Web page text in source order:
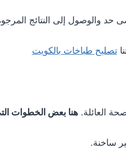
والوصول إلى النتائج
تصليح طباخات بالكويت
العائلة. هنا بعض الخطوات
ساخنة.